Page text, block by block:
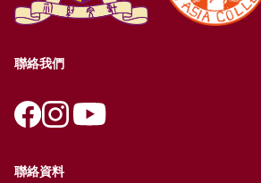
聯絡我們
聯絡資料